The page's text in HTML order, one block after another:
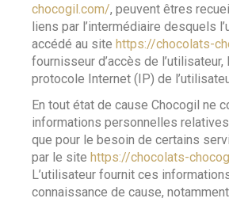
chocogil.com/, peuvent êtres
liens par l’intermédiaire desquels
accédé au site https://chocolats-
fournisseur d’accès de l’utilisateur,
protocole Internet (IP) de
En tout état de cause Chocogil ne
informations personnelles relatives
que pour le besoin de certains
par le site https://chocolats-
L’utilisateur fournit ces
connaissance de cause,